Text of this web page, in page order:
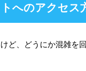
へのアクセス
ど、どうにか混雑を